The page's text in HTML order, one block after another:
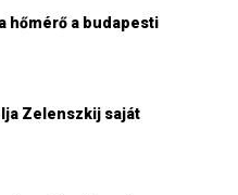
hőmérő a budapesti
Zelenszkij saját